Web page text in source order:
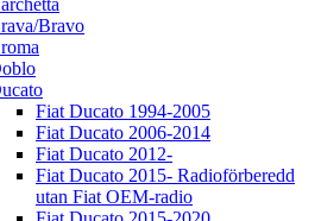
Bravo
Fiat Ducato 1994-2005
Fiat Ducato 2006-2014
Fiat Ducato 2012-
Fiat Ducato 2015- Radioförberedd
utan Fiat OEM-radio